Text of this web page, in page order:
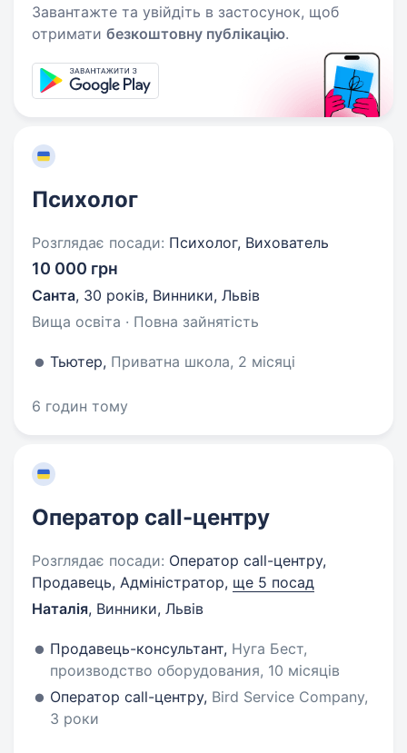
Завантажте та увійдіть в застосунок, щоб
отримати безкоштовну публікацію.
Психолог
Розглядає посади: Психолог, Вихователь
10 000 грн
Санта, 30 років, Винники, Львів
Вища освіта · Повна зайнятість
Тьютер, Приватна школа, 2 місяці
6 годин тому
Оператор call-центру
Розглядає посади: Оператор call-центру,
Продавець, Адміністратор, ще 5 посад
Наталія, Винники, Львів
Продавець-консультант, Нуга Бест,
производство оборудования, 10 місяців
Оператор call-центру, Bird Service Company,
3 роки